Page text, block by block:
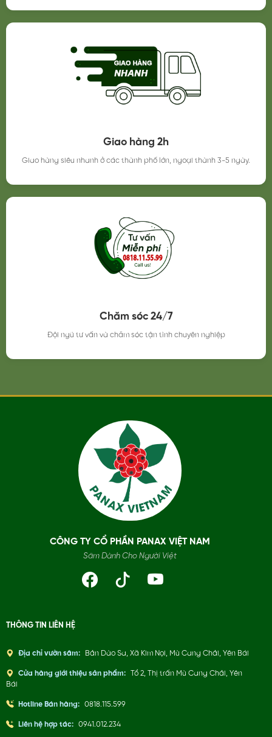
Giao hàng 2h
Giao hàng siêu nhanh ở các thành phố lớn, ngoại thành 3-5 ngày.
Chăm sóc 24/7
Đội ngũ tư vấn và chăm sóc tận tình chuyên nghiệp
CÔNG TY CỔ PHẦN PANAX VIỆT NAM
Sâm Dành Cho Người Việt
THÔNG TIN LIÊN HỆ
Địa chỉ vườn sâm: Bản Dào Sa, Xã Kim Nọi, Mù Cang Chải, Yên Bái
Cửa hàng giới thiệu sản phẩm:
Tổ 2, Thị trấn Mù Cang Chải, Yên
Bái
Hotline Bán hàng: 0818.115.599
Liên hệ hợp tác: 0941.012.234